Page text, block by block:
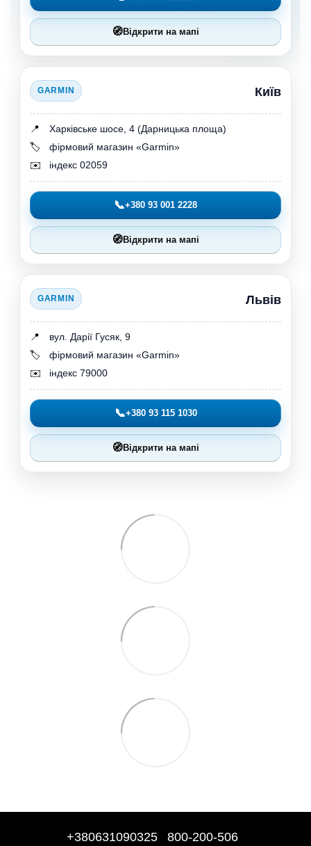
🧭Відкрити на мапі
GARMIN Київ
📍
Харківське шосе, 4 (Дарницька площа)
🏷️
фірмовий магазин «Garmin»
✉️
індекс 02059
📞+380 93 001 2228
🧭Відкрити на мапі
GARMIN Львів
📍
вул. Дарії Гусяк, 9
🏷️
фірмовий магазин «Garmin»
✉️
індекс 79000
📞+380 93 115 1030
🧭Відкрити на мапі
+380631090325 800-200-506